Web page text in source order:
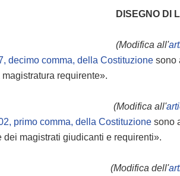
DISEGNO DI
(Modifica all'
decimo comma, della Costituzione sono
requirente».
(Modifica all'
primo comma, della Costituzione sono
dei magistrati giudicanti e requirenti».
(Modifica dell'